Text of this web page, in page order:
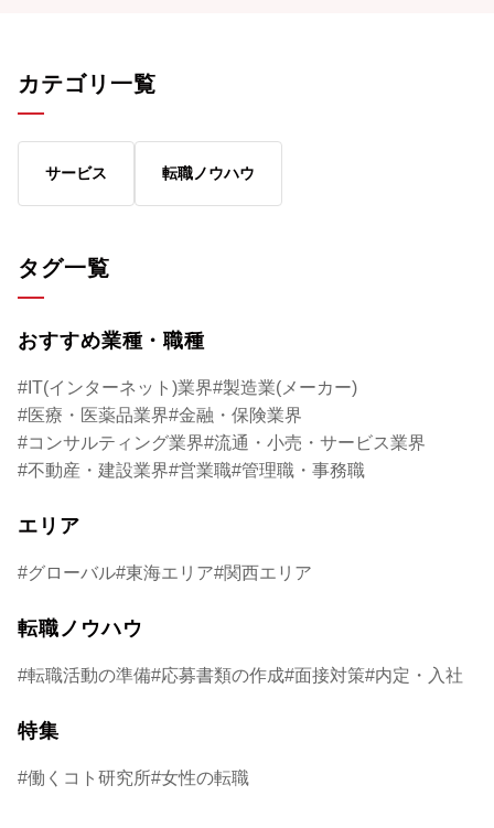
転職できない」と言われる理由や、ゼネラリ
ので、ぜひ今後のキャリアを充実させるため
に参考にしてみてください。
カテゴリ一覧
サービス 転職ノウハウ
タグ一覧
おすすめ業種・職種
IT(インターネット)業界 製造業(メーカー)
医療・医薬品業界 金融・保険業界
コンサルティング業界 流通・小売・サービス業界
不動産・建設業界 営業職 管理職・事務職
エリア
グローバル 東海エリア 関西エリア
転職ノウハウ
転職活動の準備 応募書類の作成 面接対策 内定・入社
特集
働くコト研究所 女性の転職